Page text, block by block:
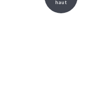
haut